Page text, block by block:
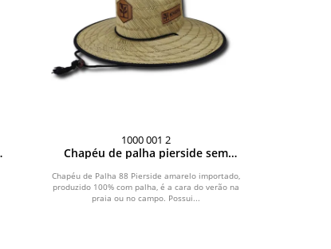
1000 001 2
Chapéu de palha pierside sem
Chapéu de Palha 88 Pierside amarelo importado,
produzido 100% com palha, é a cara do verão na
praia ou no campo. Possui...